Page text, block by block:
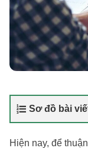
Sơ đồ bài
Hiện nay, để